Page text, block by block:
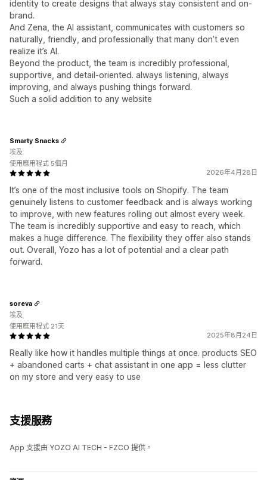
identity to create designs that always stay consistent and on-
brand.
And Zena, the AI assistant, communicates with customers so
naturally, friendly, and professionally that many don’t even
realize it’s AI.
Beyond the product, the team is incredibly professional,
supportive, and detail-oriented. always listening, always
improving, and always pushing things forward.
Such a solid addition to any website
2026年4月28日
It’s one of the most inclusive tools on Shopify. The team
genuinely listens to customer feedback and is always working
to improve, with new features rolling out almost every week.
The team is incredibly supportive and easy to reach, which
makes a huge difference. The flexibility they offer also stands
out. Overall, Yozo has a lot of potential and a clear path
forward.
Smarty Snacks
埃及
使用應用程式 5個月
2025年8月24日
Really like how it handles multiple things at once. products SEO
+ abandoned carts + chat assistant in one app = less clutter
on my store and very easy to use
soreva
埃及
使用應用程式 21天
支援服務
App 支援由 YOZO AI TECH - FZCO 提供。